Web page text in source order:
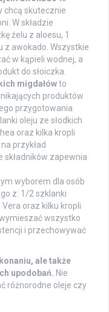
chcą skutecznie
W składzie
żelu z aloesu, 1
z awokado. Wszystkie
w kąpieli wodnej, a
do słoiczka.
migdałówto
produktów
przygotowania
oleju ze słodkich
oraz kilka kropli
przykład
składników zapewnia
wyborem dla osób
z: 1/2 szklanki
Vera oraz kilku kropli
wszystko
i przechowywać
ale także
upodobań. Nie
różnorodne oleje czy